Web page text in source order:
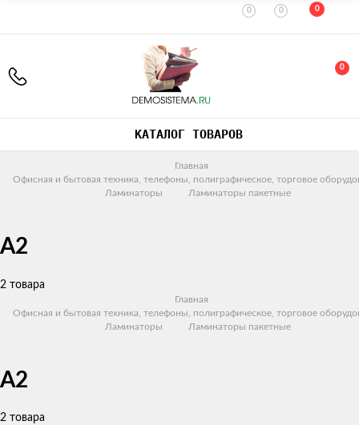
0 0 0
0
КАТАЛОГ ТОВАРОВ
Главная
Офисная и бытовая техника, телефоны, полиграфическое, торговое
Ламинаторы
Ламинаторы пакетные
A2
2 товара
Главная
Офисная и бытовая техника, телефоны, полиграфическое, торговое
Ламинаторы
Ламинаторы пакетные
A2
2 товара